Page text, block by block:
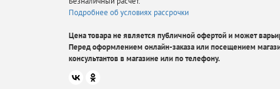
Подробнее об условиях рассрочки
Цена товара не является публичной офертой и может
Перед оформлением онлайн-заказа или посещением
консультантов в магазине или по телефону.